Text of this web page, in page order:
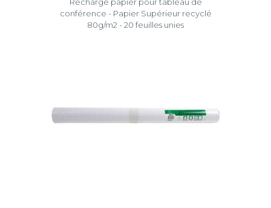
conférence - Papier Supérieur recyclé
80g/m2 - 20 feuilles unies